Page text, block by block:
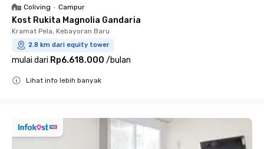
Coliving • Campur
Kost Rukita Magnolia Gandaria
Kramat Pela, Kebayoran Baru
2.8 km dari equity tower
mulai dari Rp6.618.000 /bulan
Lihat info lebih banyak